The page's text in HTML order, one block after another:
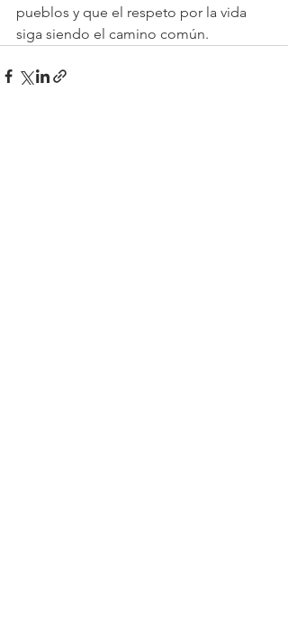
pueblos y que el respeto por la vida
siga siendo el camino común.